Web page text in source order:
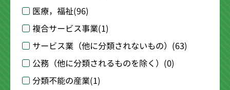
医療，福祉(96)
複合サービス事業(1)
サービス業（他に分類されないもの） (63)
公務（他に分類されるものを除く） (0)
分類不能の産業(1)